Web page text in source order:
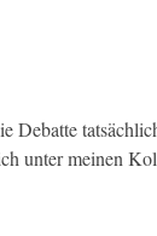
Debatte
unter meinen